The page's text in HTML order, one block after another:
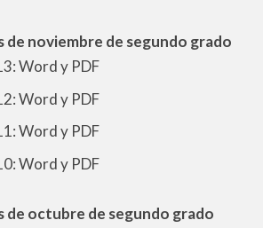
de noviembre de segundo grado
Word y PDF
Word y PDF
Word y PDF
Word y PDF
de octubre de segundo grado